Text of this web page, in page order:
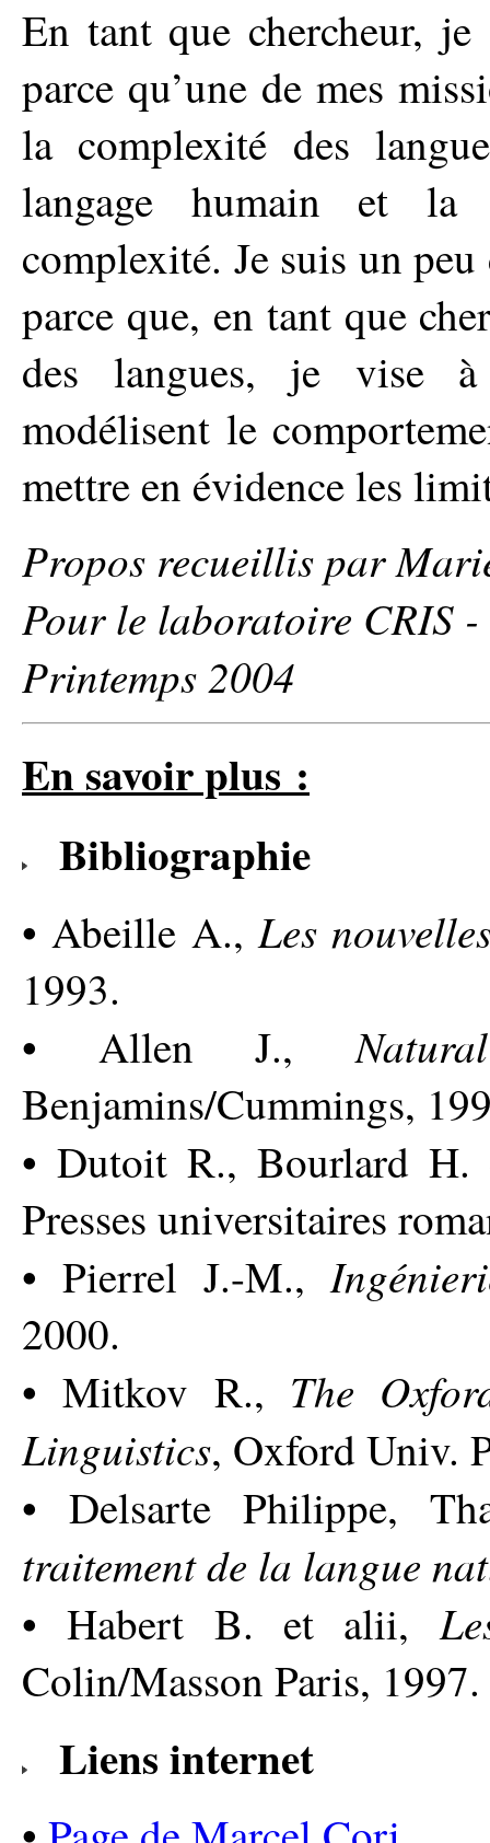
En tant que chercheur,
parce qu’une de mes
la complexité des
langage humain et la
complexité. Je suis un
parce que, en tant que
des langues, je vise à
modélisent le
mettre en évidence les
Propos recueillis par
Pour le laboratoire CRIS
Printemps 2004
En savoir plus :
Bibliographie
• Abeille A.,Les
1993.
• Allen J.,
Benjamins/Cummings,
• Dutoit R., Bourlard
Presses universitaires
• Pierrel J.-M.,
2000.
• Mitkov R., The
Linguistics, Oxford Univ.
• Delsarte Philippe,
traitement de la langue
• Habert B. et alii,
Colin/Masson Paris, 1997.
Liens internet